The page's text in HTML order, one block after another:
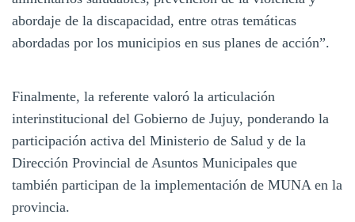
abordaje de la discapacidad, entre otras temáticas
abordadas por los municipios en sus planes de acción”.
Finalmente, la referente valoró la articulación
interinstitucional del Gobierno de Jujuy, ponderando la
participación activa del Ministerio de Salud y de la
Dirección Provincial de Asuntos Municipales que
también participan de la implementación de MUNA en la
provincia.